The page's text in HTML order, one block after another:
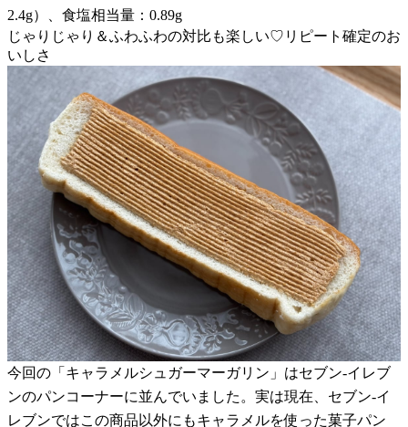
2.4g）、食塩相当量：0.89g
じゃりじゃり＆ふわふわの対比も楽しい♡リピート確定のお
いしさ
今回の「キャラメルシュガーマーガリン」はセブン-イレブ
ンのパンコーナーに並んでいました。実は現在、セブン-イ
レブンではこの商品以外にもキャラメルを使った菓子パン